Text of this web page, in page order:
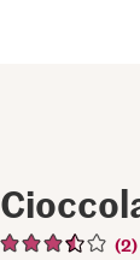
(2)